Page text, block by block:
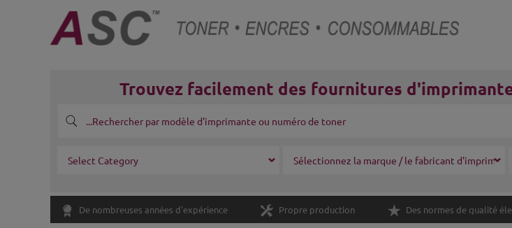
Trouvez facilement des fournitures
De nombreuses années d'expérience Propre production Des normes de qualité